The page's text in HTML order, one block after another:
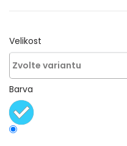
Velikost
Barva